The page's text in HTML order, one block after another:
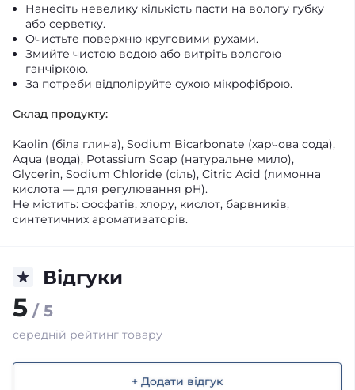
Нанесіть невелику кількість пасти на вологу губку
або серветку.
Очистьте поверхню круговими рухами.
Змийте чистою водою або витріть вологою
ганчіркою.
За потреби відполіруйте сухою мікрофіброю.
Склад продукту:
Kaolin (біла глина), Sodium Bicarbonate (харчова сода),
Aqua (вода), Potassium Soap (натуральне мило),
Glycerin, Sodium Chloride (сіль), Citric Acid (лимонна
кислота — для регулювання pH).
Не містить: фосфатів, хлору, кислот, барвників,
синтетичних ароматизаторів.
Відгуки
5 / 5
середній рейтинг товару
+ Додати відгук